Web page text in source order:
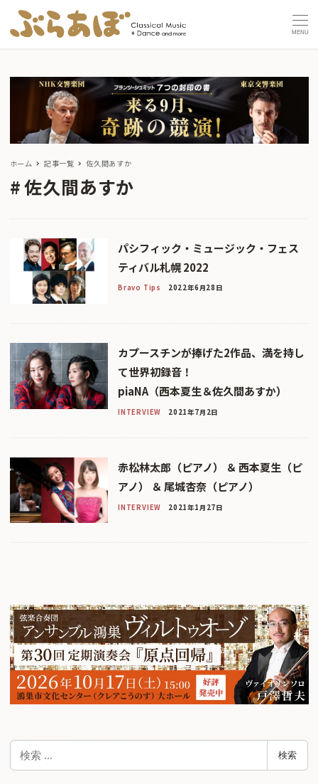
MENU
ホーム 記事一覧 佐久間あすか
佐久間あすか
パシフィック・ミュージック・フェス
ティバル札幌 2022
Bravo Tips 2022年6月28日
カプースチンが捧げた2作品、満を持し
て世界初録音！
piaNA（西本夏生＆佐久間あすか）
INTERVIEW 2021年7月2日
赤松林太郎（ピアノ） ＆ 西本夏生（ピ
アノ） ＆ 尾城杏奈（ピアノ）
INTERVIEW 2021年1月27日
検索